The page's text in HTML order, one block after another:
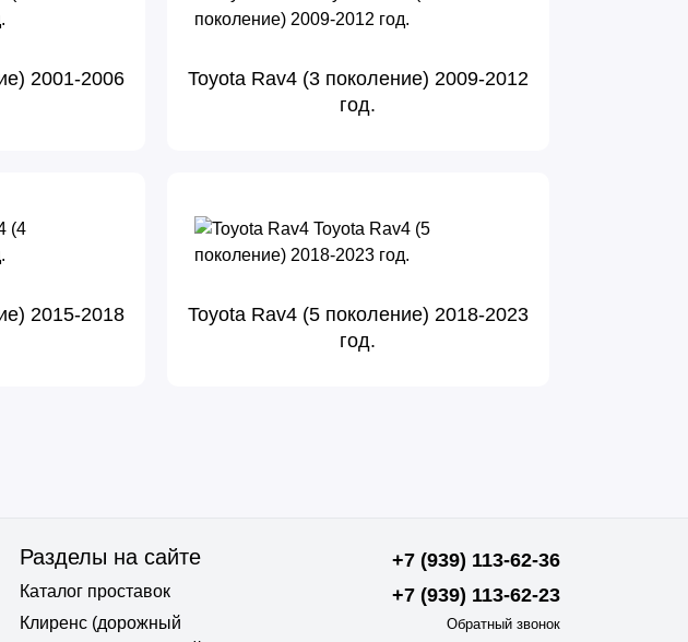
2001-2006
Toyota Rav4 (3 поколение) 2009-2012
год.
2015-2018
Toyota Rav4 (5 поколение) 2018-2023
год.
Разделы на сайте
Каталог проставок
Клиренс (дорожный
+7 (939) 113-62-36
+7 (939) 113-62-23
Обратный звонок